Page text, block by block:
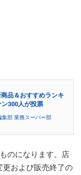
品＆おすすめランキ
300人が投票
集部 業務スーパー部
のになります。店
および販売終了の